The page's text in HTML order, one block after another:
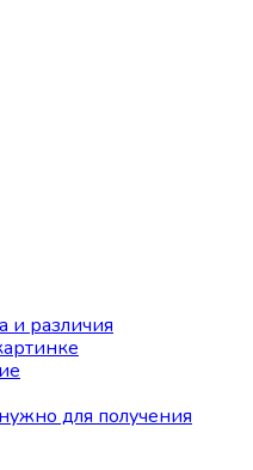
и различия
для получения